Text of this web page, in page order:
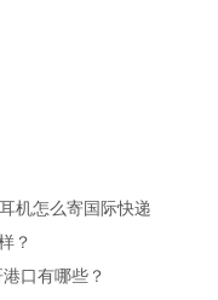
机怎么寄国际快递
？
口有哪些？